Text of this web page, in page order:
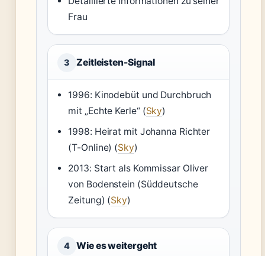
Frau
3 Zeitleisten-Signal
1996: Kinodebüt und Durchbruch
mit „Echte Kerle“ (Sky)
1998: Heirat mit Johanna Richter
(T-Online) (Sky)
2013: Start als Kommissar Oliver
von Bodenstein (Süddeutsche
Zeitung) (Sky)
4 Wie es weitergeht